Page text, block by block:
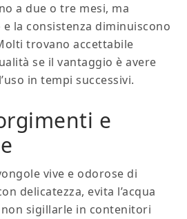
a due o tre mesi, ma
la consistenza diminuiscono
trovano accettabile
se il vantaggio è avere
in tempi successivi.
e
vive e odorose di
delicatezza, evita l’acqua
sigillarle in contenitori